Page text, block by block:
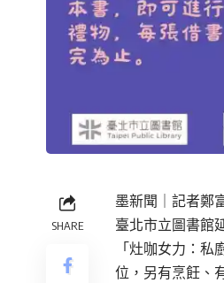
SHARE
墨新聞 ｜記者鄭
臺北市立圖書館
「灶咖女力：
位，另有烹飪、